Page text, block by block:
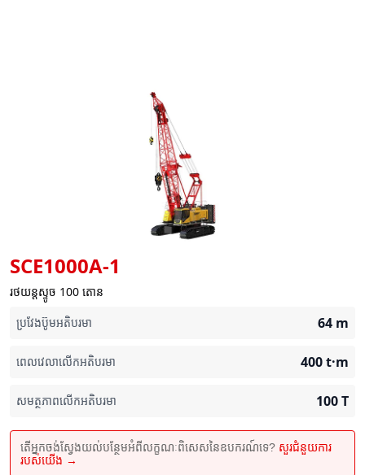
SCE1000A-1
រថយន្តស្ទូច 100 តោន
ប្រវែងប៊ូមអតិបរមា
64 m
ពេលវេលាលើកអតិបរមា 400t·m
សមត្ថភាពលើកអតិបរមា 100T
តើអ្នកចង់ស្វែងយល់បន្ថែមអំពីលក្ខណៈពិសេសនៃឧបករណ៍ទេ? សួរជំនួយការ
របស់យើង →